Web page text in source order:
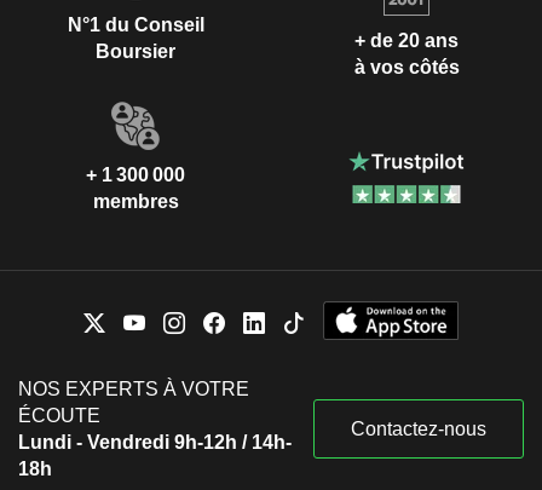
N°1 du Conseil
Boursier
+ de 20 ans
à vos côtés
+ 1 300 000
membres
NOS EXPERTS À VOTRE
ÉCOUTE
Lundi - Vendredi 9h-12h / 14h-
18h
Contactez-nous